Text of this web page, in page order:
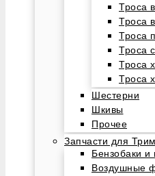
Троса
Троса
Троса
Троса
Троса
Троса
Шестерни
Шкивы
Прочее
Запчасти для
Бензобаки
Воздушные